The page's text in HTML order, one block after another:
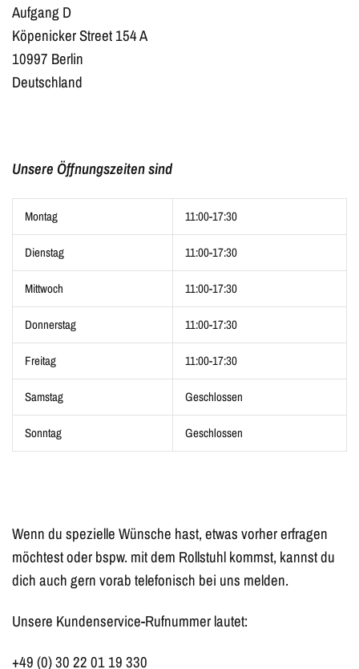
Aufgang D
Köpenicker Street 154 A
10997 Berlin
Deutschland
Unsere Öffnungszeiten sind
Montag 11:00-17:30
Dienstag 11:00-17:30
Mittwoch 11:00-17:30
Donnerstag 11:00-17:30
Freitag 11:00-17:30
Samstag Geschlossen
Sonntag Geschlossen
Wenn du spezielle Wünsche hast, etwas vorher erfragen
möchtest oder bspw. mit dem Rollstuhl kommst, kannst du
dich auch gern vorab telefonisch bei uns melden.
Unsere Kundenservice-Rufnummer lautet:
+49 (0) 30 22 01 19 330